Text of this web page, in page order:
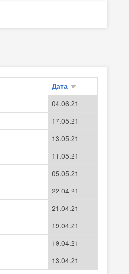
Дата
04.06.21
17.05.21
13.05.21
11.05.21
05.05.21
22.04.21
21.04.21
19.04.21
19.04.21
13.04.21